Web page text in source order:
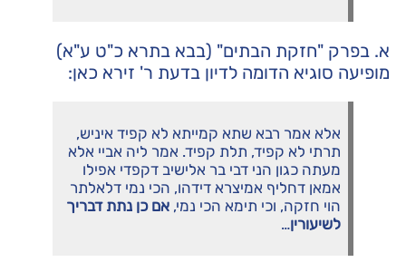
א. בפרק "חזקת הבתים" (בבא בתרא כ"ט ע"א)
מופיעה סוגיא הדומה לדיון בדעת ר' זירא כאן:
אלא אמר רבא שתא קמייתא לא קפיד איניש,
תרתי לא קפיד, תלת קפיד. אמר ליה אביי אלא
מעתה כגון הני דבי בר אלישיב דקפדי אפילו
אמאן דחליף אמיצרא דידהו, הכי נמי דלאלתר
הוי חזקה, וכי תימא הכי נמי, אם כן נתת דבריך
לשיעורין…